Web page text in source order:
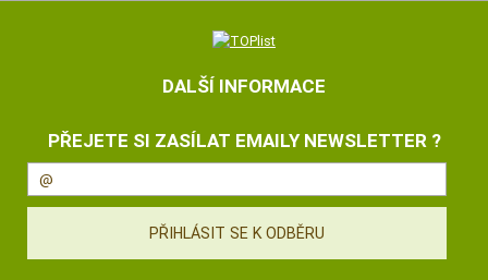
DALŠÍ INFORMACE
PŘEJETE SI ZASÍLAT EMAILY NEWSLETTER ?